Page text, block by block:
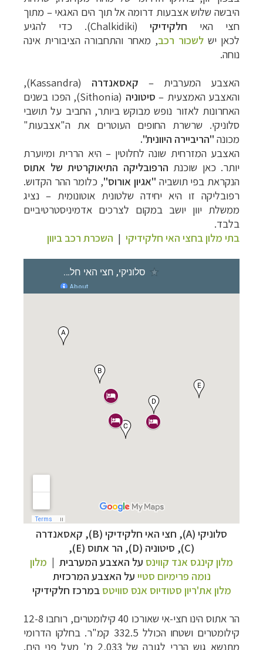
היבשה שלוש אצבעות דרומה אל תוך הים האגאי– מתוך
חצי האי חלקידיקי (
Chalkidiki
). כדי להגיע
לכאן יש לשכור רכב, מאחר והתחבורה הציבורית אינה
נוחה.
האצבע המערבית – קאסאנדרה (
Kassandra
),
והאצבע האמצעית – סיטוניה (
Sithonia), הפכו בשנים
האחרונות לאזור נופש מבוקש ביותר, החביב על תושבי
סלוניקי. שרשרת החופים העוטרים את ה"אצבעות"
מכונה "הריביירה היוונית".
האצבע המזרחית שונה לחלוטין– היא הררית ומיוערת
יותר. כאן שוכנת הרפובליקה התיאוקרטית של אתוס
הנקראת בפי תושביה "אגיון אורוס", כלומר ההר הקדוש.
רפובליקה זו היא יחידה שלטונית אוטונומית – נציג
ממשלת יוון יושב במקום לצרכים אדמיניסטרטיביים
בלבד.
בתי מלון בחצי האי חלקידיקי | השכרת רכב ביוון
סלוניקי (A), חצי האי חלקידיקי (B),
קאסאנדרה
(C),
סיטוניה (D),
הר אתוס (E),
מלון קינגס אנד קווינס על האצבע המערבית | מלון
נומה פרימיום סטיי על האצבע המרכזית
מלון את'ריון סטודיוס אנס סוויטס במרכז חלקידיקי
הר אתוס הינו חצי-אי שאורכו 40 קילומטרים, רוחבו 12-8
קילומטרים ושטחו הכולל 332.5 קמ"ר. בחלקו הדרומי
מתנשא גוש הררי לגובה של 2,033 מ' מעל פני הים.